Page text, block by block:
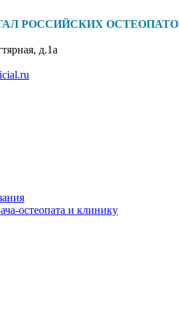
РОССИЙСКИХ
д.1а
остеопата и клинику